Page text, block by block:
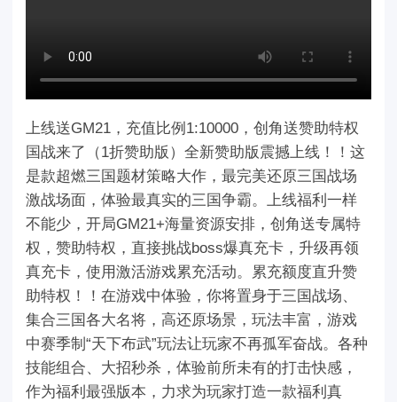
上线送GM21，充值比例1:10000，创角送赞助特权
国战来了（1折赞助版）全新赞助版震撼上线！！这
是款超燃三国题材策略大作，最完美还原三国战场
激战场面，体验最真实的三国争霸。上线福利一样
不能少，开局GM21+海量资源安排，创角送专属特
权，赞助特权，直接挑战boss爆真充卡，升级再领
真充卡，使用激活游戏累充活动。累充额度直升赞
助特权！！在游戏中体验，你将置身于三国战场、
集合三国各大名将，高还原场景，玩法丰富，游戏
中赛季制“天下布武”玩法让玩家不再孤军奋战。各种
技能组合、大招秒杀，体验前所未有的打击快感，
作为福利最强版本，力求为玩家打造一款福利真